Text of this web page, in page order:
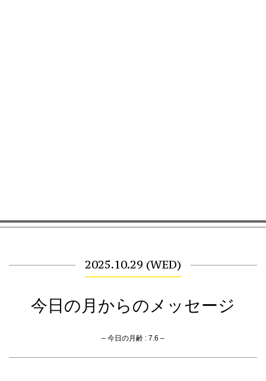
2025.10.29 (WED)
今日の月からのメッセージ
– 今日の月齢 : 7.6 –